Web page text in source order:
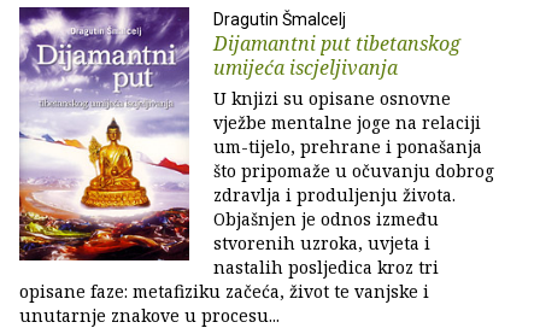
Dragutin Šmalcelj
Dijamantni put tibetanskog
umijeća iscjeljivanja
U knjizi su opisane osnovne
vježbe mentalne joge na relaciji
um-tijelo, prehrane i ponašanja
što pripomaže u očuvanju dobrog
zdravlja i produljenju života.
Objašnjen je odnos između
stvorenih uzroka, uvjeta i
nastalih posljedica kroz tri
opisane faze: metafiziku začeća, život te vanjske i
unutarnje znakove u procesu...